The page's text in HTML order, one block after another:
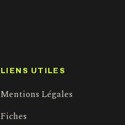
LIENS UTILES
Mentions Légales
Fiches